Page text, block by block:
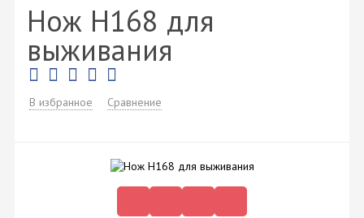
Нож H168 для
выживания
В избранное Сравнение